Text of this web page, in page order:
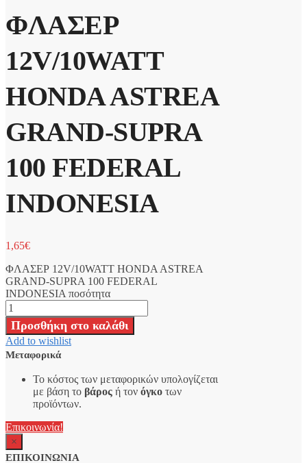
ΦΛΑΣΕΡ
12V/10WATT
HONDA ASTREA
GRAND-SUPRA
100 FEDERAL
INDONESIA
1,65€
ΦΛΑΣΕΡ 12V/10WATT HONDA ASTREA
GRAND-SUPRA 100 FEDERAL
INDONESIA ποσότητα
Προσθήκη στο καλάθι
Add to wishlist
Μεταφορικά
Το κόστος των μεταφορικών υπολογίζεται
με βάση το βάρος ή τον όγκο των
προϊόντων.
Επικοινωνία!
×
ΕΠΙΚΟΙΝΩΝΙΑ